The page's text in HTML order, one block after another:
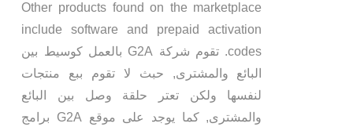
Other products found on the marketplace
include software and prepaid activation
codes. تقوم شركة G2A بالعمل كوسيط بين
البائع والمشترى, حبث لا تقوم ببع منتجات
لنفسها ولكن تعتر حلقة وصل بين البائع
والمشترى, كما يوجد على موقع G2A برامج